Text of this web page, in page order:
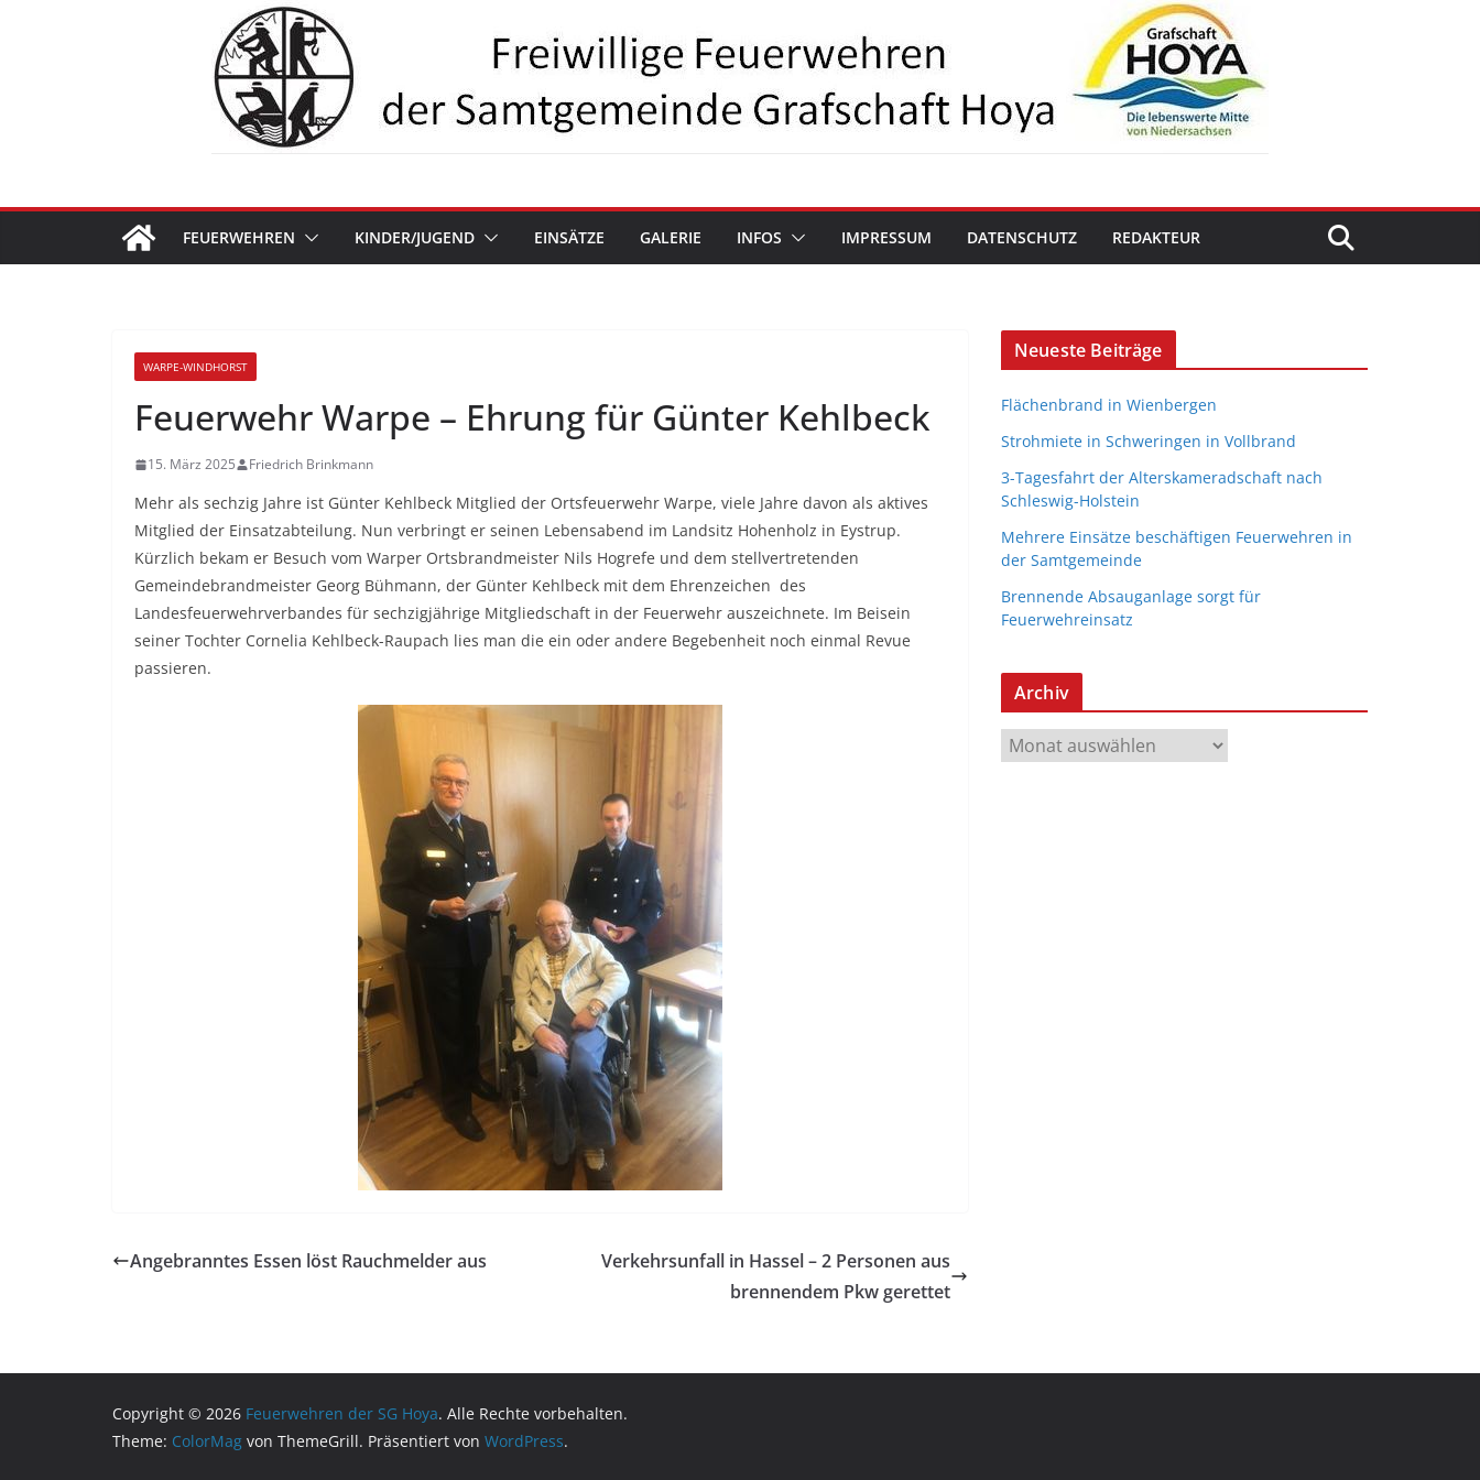
FEUERWEHREN KINDER/JUGEND EINSÄTZE GALERIE INFOS IMPRESSUM DATENSCHUTZ REDAKTEUR
WARPE-WINDHORST
Feuerwehr Warpe – Ehrung für Günter Kehlbeck
15. März 2025 Friedrich Brinkmann
Mehr als sechzig Jahre ist Günter Kehlbeck Mitglied der Ortsfeuerwehr Warpe, viele Jahre davon als aktives
Mitglied der Einsatzabteilung. Nun verbringt er seinen Lebensabend im Landsitz Hohenholz in Eystrup.
Kürzlich bekam er Besuch vom Warper Ortsbrandmeister Nils Hogrefe und dem stellvertretenden
Gemeindebrandmeister Georg Bühmann, der Günter Kehlbeck mit dem Ehrenzeichen des
Landesfeuerwehrverbandes für sechzigjährige Mitgliedschaft in der Feuerwehr auszeichnete. Im Beisein
seiner Tochter Cornelia Kehlbeck-Raupach lies man die ein oder andere Begebenheit noch einmal Revue
passieren.
Angebranntes Essen löst Rauchmelder aus
Verkehrsunfall in Hassel – 2 Personen aus
brennendem Pkw gerettet
Neueste Beiträge
Flächenbrand in Wienbergen
Strohmiete in Schweringen in Vollbrand
3-Tagesfahrt der Alterskameradschaft nach
Schleswig-Holstein
Mehrere Einsätze beschäftigen Feuerwehren in
der Samtgemeinde
Brennende Absauganlage sorgt für
Feuerwehreinsatz
Archiv
r
Copyright © 2026 Feuerwehren der SG Hoya. Alle Rechte vorbehalten.
Theme: ColorMag von ThemeGrill. Präsentiert von WordPress.